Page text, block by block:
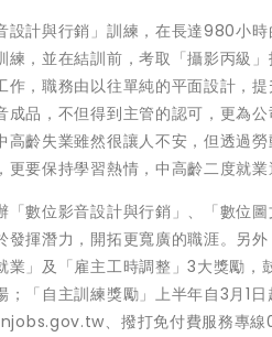
計與行銷」訓練，在長達980小
，並在結訓前，考取「攝影丙級
，職務由以往單純的平面設計，
品，不但得到主管的認可，更為
齡失業雖然很讓人不安，但透過
要保持學習熱情，中高齡二度就業
數位影音設計與行銷」、「數位
揮潛力，開拓更寬廣的職涯。另
」及「雇主工時調整」3大獎勵，
「自主訓練獎勵」上半年自3月1日
、撥打免付費服務專